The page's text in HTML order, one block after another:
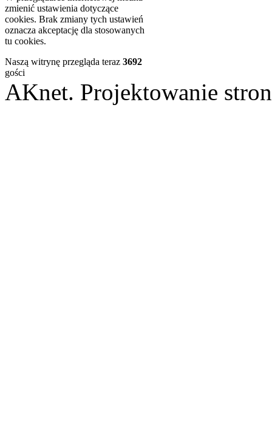
zmienić ustawienia dotyczące
cookies. Brak zmiany tych ustawień
oznacza akceptację dla stosowanych
tu cookies.
Naszą witrynę przegląda teraz 3692
gości
AKnet. Projektowanie